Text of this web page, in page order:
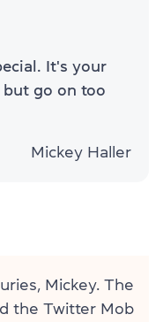
It's your
go on too
Mickey Haller
Mickey. The
the Twitter Mob